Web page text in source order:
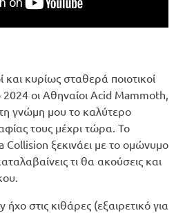
κυρίως σταθερά ποιοτικοί
2024 οι Αθηναίοι Acid Mammoth,
γνώμη μου το καλύτερο
τους μέχρι τώρα. Το
ξεκινάει με το ομώνυμο
τι θα ακούσεις και
στις κιθάρες (εξαιρετικό για